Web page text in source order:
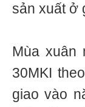
sản xuất ở
Mùa xuân
30MKI
giao vào